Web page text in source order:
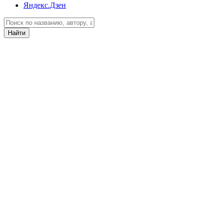
Яндекс.Дзен
Найти